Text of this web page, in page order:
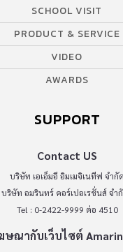
SCHOOL VISIT
PRODUCT & SERVICE
VIDEO
AWARDS
SUPPORT
Contact US
บริษัท เอเอ็มอี อิมเมจิเนทีฟ จำกัด
บริษัท อมรินทร์ คอร์เปอเรชั่นส์ จำ
Tel : 0-2422-9999 ต่อ 4510
ษณากับเว็บไซต์